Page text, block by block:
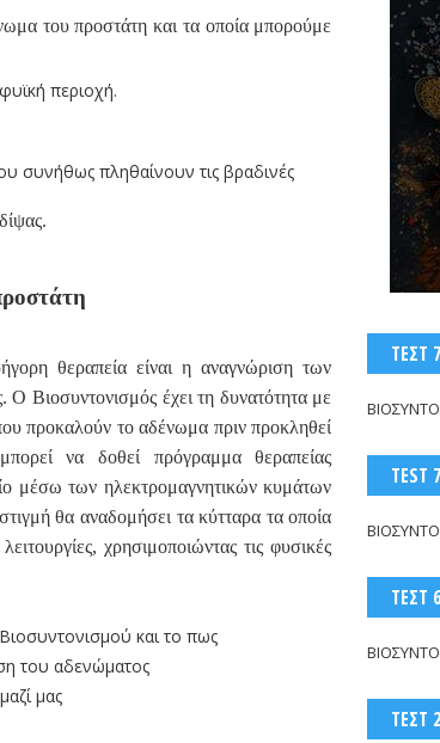
του προστάτη και τα οποία μπορούμε
περιοχή.
συνήθως πληθαίνουν τις βραδινές
θεραπεία είναι η αναγνώριση των
Βιοσυντονισμός έχει τη δυνατότητα με
προκαλούν το αδένωμα πριν προκληθεί
να δοθεί πρόγραμμα θεραπείας
μέσω των ηλεκτρομαγνητικών κυμάτων
θα αναδομήσει τα κύτταρα τα οποία
χρησιμοποιώντας τις φυσικές
και το πως
του αδενώματος
μας
ΤΕΣΤ 7
TEST 7
ΤΕΣΤ 6
ΤΕΣΤ 2